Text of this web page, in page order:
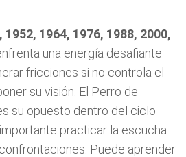
1952, 1964, 1976, 1988, 2000,
una energía desafiante
fricciones si no controla el
su visión. El Perro de
su opuesto dentro del ciclo
practicar la escucha
Puede aprender